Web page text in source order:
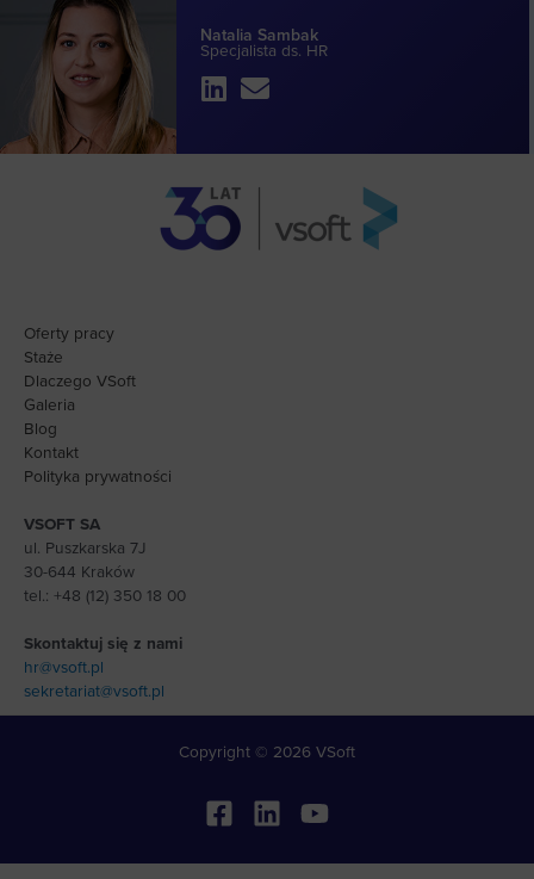
Natalia Sambak
Specjalista ds. HR
Oferty pracy
Staże
Dlaczego VSoft
Galeria
Blog
Kontakt
Polityka prywatności
VSOFT SA
ul. Puszkarska 7J
30-644 Kraków
tel.: +48 (12) 350 18 00
Skontaktuj się z nami
hr@vsoft.pl
sekretariat@vsoft.pl
Copyright © 2026 VSoft